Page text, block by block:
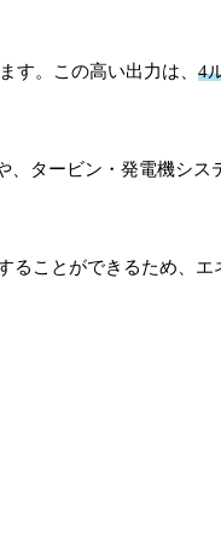
す。この高い出力は、 4
タービン・発電機シス
ることができるため、